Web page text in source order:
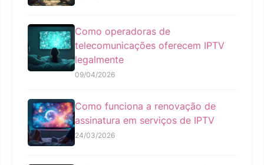
Como operadoras de
telecomunicações oferecem IPTV
legalmente
09/04/2026
Como funciona a renovação de
assinatura em serviços de IPTV
24/03/2026